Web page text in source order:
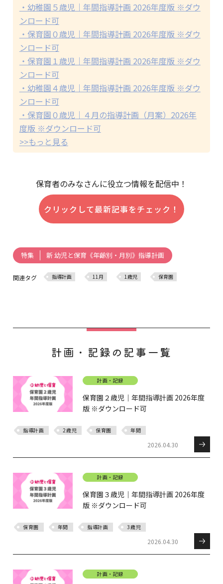
・幼稚園５歳児｜年間指導計画 2026年度版 ※ダウ
ンロード可
・保育園０歳児｜年間指導計画 2026年度版 ※ダウ
ンロード可
・保育園１歳児｜年間指導計画 2026年度版 ※ダウ
ンロード可
・幼稚園４歳児｜年間指導計画 2026年度版 ※ダウ
ンロード可
・保育園０歳児｜４月の指導計画（月案）2026年
度版 ※ダウンロード可
>>もっと見る
保育者のみなさんに役立つ情報を配信中！
クリックして最新記事をチェック！
特集 新 幼児と保育《年齢別・月別》指導計画
関連タグ 指導計画 11月 1歳児 保育園
計画・記録の記事一覧
計画・記録
保育園２歳児｜年間指導計画 2026年度
版 ※ダウンロード可
指導計画 2歳児 保育園 年間
2026.04.30
計画・記録
保育園３歳児｜年間指導計画 2026年度
版 ※ダウンロード可
保育園 年間 指導計画 3歳児
2026.04.30
計画・記録